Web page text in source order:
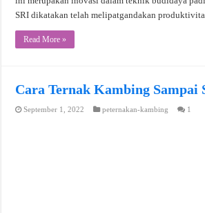
SRI dikatakan telah melipatgandakan
Read More »
Cara Ternak Kambing Sampai
September 1, 2022 peternakan-kambing 1